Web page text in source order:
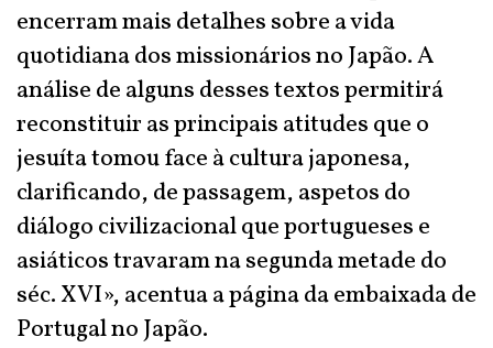
encerram mais detalhes sobre a vida
quotidiana dos missionários no Japão. A
análise de alguns desses textos permitirá
reconstituir as principais atitudes que o
jesuíta tomou face à cultura japonesa,
clarificando, de passagem, aspetos do
diálogo civilizacional que portugueses e
asiáticos travaram na segunda metade do
séc. XVI», acentua a página da embaixada de
Portugal no Japão.